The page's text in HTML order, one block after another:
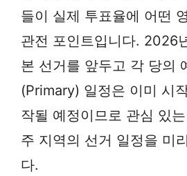
들이 실제 투표율에 어떤
관전 포인트입니다. 2026
본 선거를 앞두고 각 당의
(Primary) 일정은 이미 시
작될 예정이므로 관심 있
주 지역의 선거 일정을 미
다.